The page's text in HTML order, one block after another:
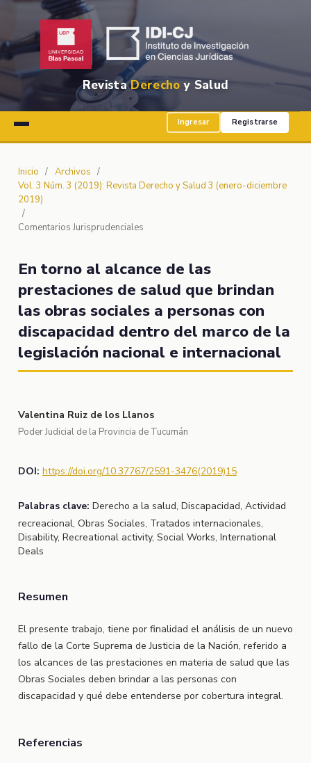
RevistaDerecho y Salud
Ingresar Registrarse
Inicio / Archivos /
Vol. 3 Núm. 3 (2019): Revista Derecho y Salud 3 (enero-diciembre
2019)
/
Comentarios Jurisprudenciales
En torno al alcance de las
prestaciones de salud que brindan
las obras sociales a personas con
discapacidad dentro del marco de la
legislación nacional e internacional
Valentina Ruiz de los Llanos
Poder Judicial de la Provincia de Tucumán
DOI: https://doi.org/10.37767/2591-3476(2019)15
Palabras clave: Derecho a la salud, Discapacidad, Actividad
recreacional, Obras Sociales, Tratados internacionales,
Disability, Recreational activity, Social Works, International
Deals
Resumen
El presente trabajo, tiene por finalidad el análisis de un nuevo
fallo de la Corte Suprema de Justicia de la Nación, referido a
los alcances de las prestaciones en materia de salud que las
Obras Sociales deben brindar a las personas con
discapacidad y qué debe entenderse por cobertura integral.
Referencias